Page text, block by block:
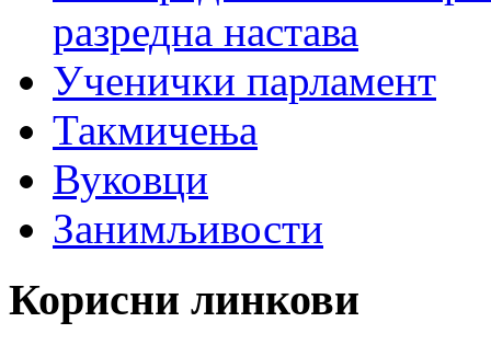
разредна настава
Ученички парламент
Такмичења
Вуковци
Занимљивости
Корисни линкови